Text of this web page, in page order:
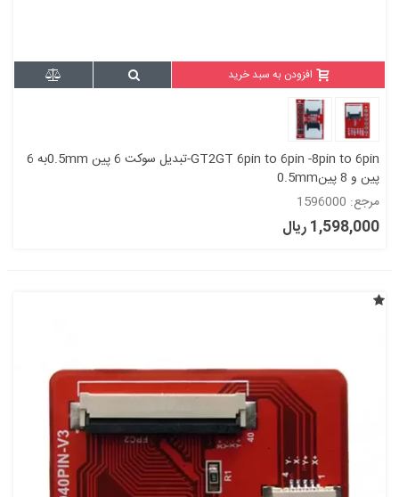
افزودن به سبد خرید
GT2GT 6pin to 6pin -8pin to 6pin-تبدیل سوکت 6 پین 0.5mmبه 6
پین و 8 پین0.5mm
مرجع: 1596000
1,598,000 ریال